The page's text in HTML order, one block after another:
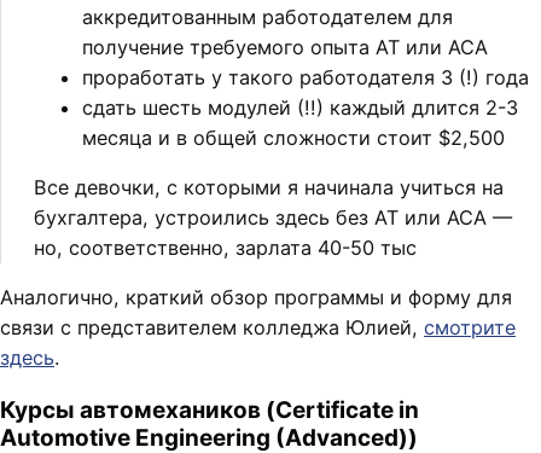
аккредитованным работодателем для
получение требуемого опыта AT или ACA
проработать у такого работодателя 3 (!) года
сдать шесть модулей (!!) каждый длится 2-3
месяца и в общей сложности стоит $2,500
Все девочки, с которыми я начинала учиться на
бухгалтера, устроились здесь без AT или ACA —
но, соответственно, зарлата 40-50 тыс
Аналогично, краткий обзор программы и форму для
связи с представителем колледжа Юлией, смотрите
здесь.
Курсы автомехаников (Certificate in
Automotive Engineering (Advanced))